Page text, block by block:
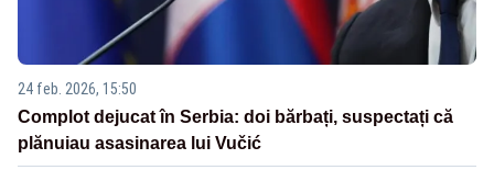
24 feb. 2026, 15:50
Complot dejucat în Serbia: doi bărbați, suspectați că
plănuiau asasinarea lui Vučić